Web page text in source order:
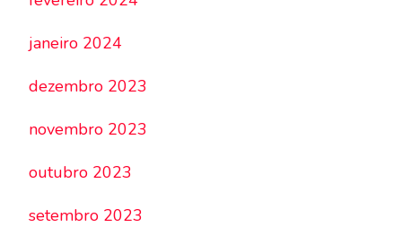
janeiro 2024
dezembro 2023
novembro 2023
outubro 2023
setembro 2023